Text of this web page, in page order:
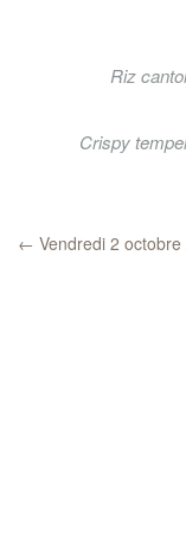
Riz
Crispy
← Vendredi 2